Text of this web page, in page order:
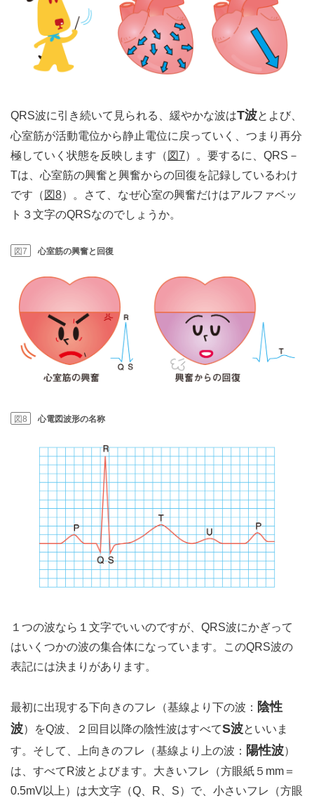
QRS波に引き続いて見られる、緩やかな波はT波とよび、
心室筋が活動電位から静止電位に戻っていく、つまり再分
極していく状態を反映します（ 図7）。要するに、QRS－
Tは、心室筋の興奮と興奮からの回復を記録しているわけ
です（ 図8）。さて、なぜ心室の興奮だけはアルファベッ
ト３文字のQRSなのでしょうか。
図7 心室筋の興奮と回復
図8 心電図波形の名称
１つの波なら１文字でいいのですが、QRS波にかぎって
はいくつかの波の集合体になっています。このQRS波の
表記には決まりがあります。
最初に出現する下向きのフレ（基線より下の波： 陰性
波）をQ波、２回目以降の陰性波はすべてS波といいま
す。そして、上向きのフレ（基線より上の波： 陽性波）
は、すべてR波とよびます。大きいフレ（方眼紙５mm＝
0.5mV以上）は大文字（Q、R、S）で、小さいフレ（方眼